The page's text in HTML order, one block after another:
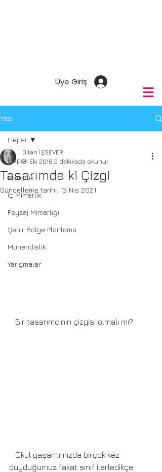
Üye Giriş
Yazı
Hepsi
Mimarlık
İç Mimarlık
Peyzaj Mimarlığı
Şehir Bölge Planlama
Mühendislik
Yarışmalar
Hepsi
Tasarımda ki Çizgi
Dilan İŞSEVER
31 Eki 2018 2 dakikada okunur
Güncelleme tarihi: 13 Nis 2021
   Bir tasarımcının çizgisi olmalı mı?
duyduğumuz fakat sınıf ilerledikçe